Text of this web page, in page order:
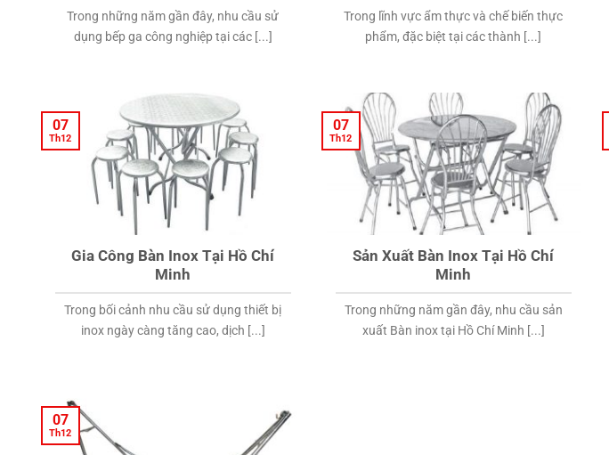
Trong những năm gần đây, nhu cầu sử
dụng bếp ga công nghiệp tại các [...]
Trong lĩnh vực ẩm thực và chế biến thực
phẩm, đặc biệt tại các thành [...]
Gia Công Bàn Inox Tại Hồ Chí
Minh
Trong bối cảnh nhu cầu sử dụng thiết bị
inox ngày càng tăng cao, dịch [...]
07
Th12
Sản Xuất Bàn Inox Tại Hồ Chí
Minh
Trong những năm gần đây, nhu cầu sản
xuất Bàn inox tại Hồ Chí Minh [...]
07
Th12
07
Th12